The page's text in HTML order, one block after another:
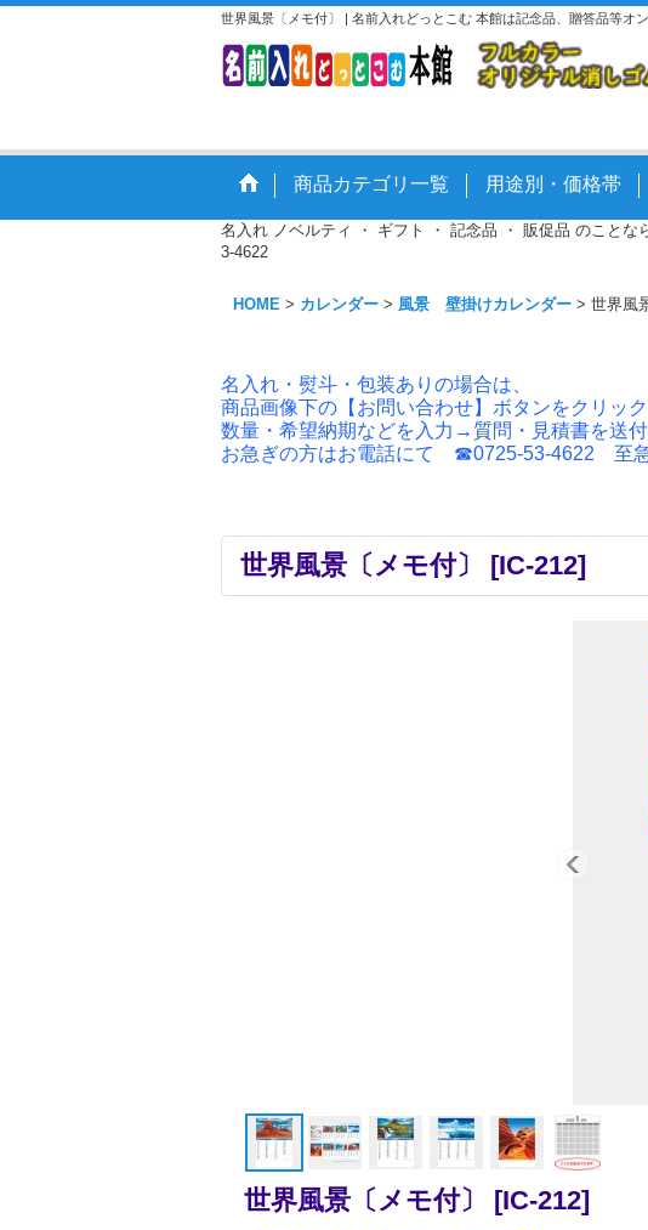
世界風景〔メモ付〕 | 名前入れどっとこむ 本館は記念品、贈答品等オ
商品カテゴリ一覧 用途別・価格帯
名入れ ノベルティ ・ ギフト ・ 記念品 ・ 販促品 のこと
3-4622
HOME > カレンダー > 風景 壁掛けカレンダー > 世界風
名入れ・熨斗・包装ありの場合は、
商品画像下の【お問い合わせ】ボタンをクリック
数量・希望納期などを入力→質問・見積書を送
お急ぎの方はお電話にて ☎0725-53-4622 至
世界風景〔メモ付〕 [IC-212]
世界風景〔メモ付〕 [IC-212]